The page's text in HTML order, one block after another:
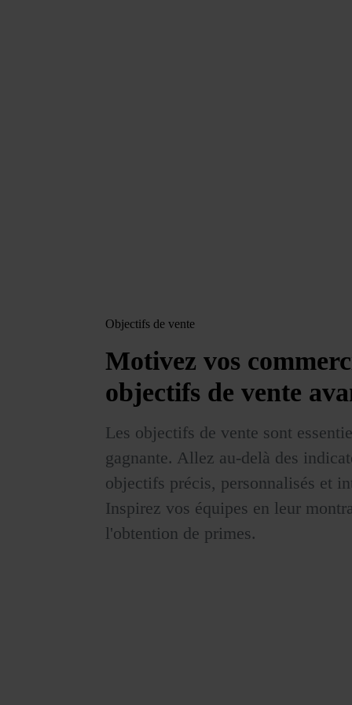
Objectifs de vente
Motivez vos
objectifs de vente
Les objectifs de vente sont
gagnante. Allez au-delà des
objectifs précis, personnalisés et
Inspirez vos équipes en leur
l'obtention de primes.